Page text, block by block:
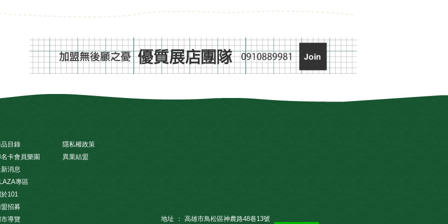
目錄
卡會員樂園
消息
專區
101
招募
導覽
隱私權政策
異業結盟
地址 ： 高雄市鳥松區神農路48巷13號